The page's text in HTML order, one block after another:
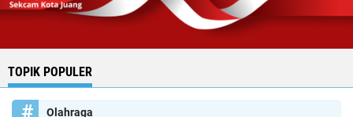
TOPIK POPULER
Olahraga